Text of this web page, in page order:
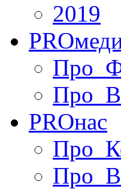
2019
PRO
PROнас